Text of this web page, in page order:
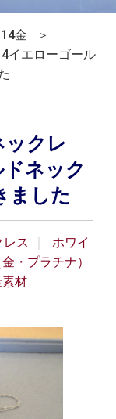
14金
＞
イエローゴール
ックレ
ネック
ました
レス
ホワイ
・プラチナ）
材